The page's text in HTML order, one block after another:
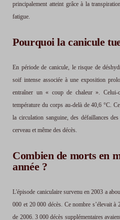
principalement atteint grâce à la
fatigue.
Pourquoi la canicule
En période de canicule, le risque de
soif intense associée à une exposition
entraîner un « coup de chaleur ».
température du corps au-delà de 40,6 °C.
la circulation sanguine, des défaillances
cerveau et même des décès.
Combien de morts en
année ?
L'épisode caniculaire survenu en 2003 a
000 et 20 000 décès. Ce nombre s’élevait
de 2006. 3 000 décès supplémentaires